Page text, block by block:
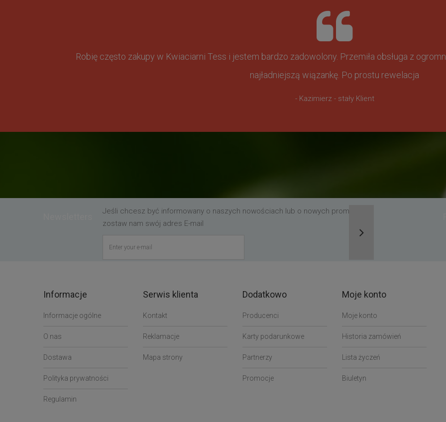
Robię często zakupy w Kwiaciarni Tess i jestem bardzo zadowolony. Przemiła obsługa z
najładniejszą wiązankę. Po prostu rewelacja
- Kazimierz - stały Klient
Jeśli chcesz być informowany o naszych nowościach lub o nowych promocjach,
zostaw nam swój adres E-mail
Informacje
Informacje ogólne
O nas
Dostawa
Polityka prywatności
Regulamin
Serwis klienta
Kontakt
Reklamacje
Mapa strony
Dodatkowo
Producenci
Karty podarunkowe
Partnerzy
Promocje
Moje konto
Moje konto
Historia zamówień
Lista życzeń
Biuletyn